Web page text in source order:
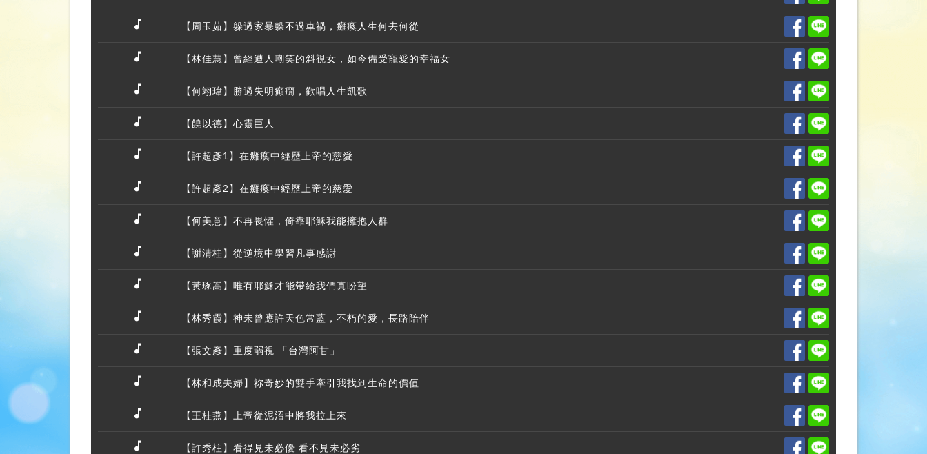
【周玉茹】躲過家暴躲不過車禍，癱瘓人生何去何從
【林佳慧】曾經遭人嘲笑的斜視女，如今備受寵愛的幸福女
【何翊瑋】勝過失明癲癇，歡唱人生凱歌
【饒以德】心靈巨人
【許超彥1】在癱瘓中經歷上帝的慈愛
【許超彥2】在癱瘓中經歷上帝的慈愛
【何美意】不再畏懼，倚靠耶穌我能擁抱人群
【謝清桂】從逆境中學習凡事感謝
【黃琢嵩】唯有耶穌才能帶給我們真盼望
【林秀霞】神未曾應許天色常藍，不朽的愛，長路陪伴
【張文彥】重度弱視 「台灣阿甘」
【林和成夫婦】祢奇妙的雙手牽引我找到生命的價值
【王桂燕】上帝從泥沼中將我拉上來
【許秀柱】看得見未必優 看不見未必劣